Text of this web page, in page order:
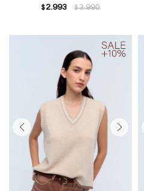
$ 2.993 $3.990